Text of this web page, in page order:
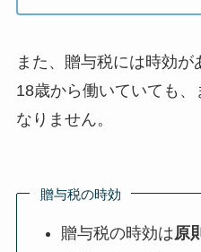
また、贈与税には時効
18歳から働いていても
なりません。
贈与税の時効
贈与税の時効は原